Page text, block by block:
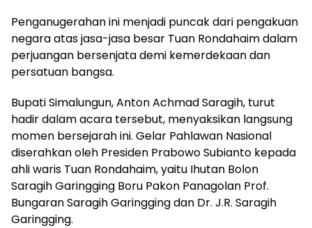
Penganugerahan ini menjadi puncak dari pengakuan
negara atas jasa-jasa besar Tuan Rondahaim dalam
perjuangan bersenjata demi kemerdekaan dan
persatuan bangsa.
Bupati Simalungun, Anton Achmad Saragih, turut
hadir dalam acara tersebut, menyaksikan langsung
momen bersejarah ini. Gelar Pahlawan Nasional
diserahkan oleh Presiden Prabowo Subianto kepada
ahli waris Tuan Rondahaim, yaitu Ihutan Bolon
Saragih Garingging Boru Pakon Panagolan Prof.
Bungaran Saragih Garingging dan Dr. J.R. Saragih
Garingging.